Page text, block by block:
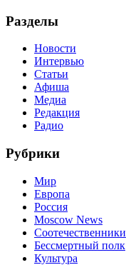
Разделы
Новости
Интервью
Статьи
Афиша
Медиа
Редакция
Радио
Рубрики
Мир
Европа
Россия
Moscow News
Соотечественники
Бессмертный полк
Культура